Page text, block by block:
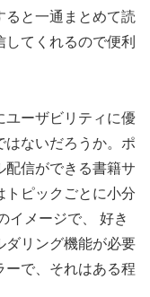
ると一通まとめて読
てくれるので便利
ユーザビリティに優
はないだろうか。ポ
配信ができる書籍サ
トピックごとに小分
イメージで、 好き
ダリング機能が必要
ーで、それはある程